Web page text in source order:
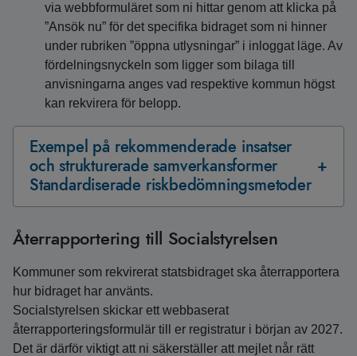
via webbformuläret som ni hittar genom att klicka på
”Ansök nu” för det specifika bidraget som ni hinner
under rubriken ”öppna utlysningar” i inloggat läge. Av
fördelningsnyckeln som ligger som bilaga till
anvisningarna anges vad respektive kommun högst
kan rekvirera för belopp.
Exempel på rekommenderade insatser
och strukturerade samverkansformer
Standardiserade riskbedömningsmetoder
Återrapportering till Socialstyrelsen
Kommuner som rekvirerat statsbidraget ska återrapportera
hur bidraget har använts.
Socialstyrelsen skickar ett webbaserat
återrapporteringsformulär till er registratur i början av 2027.
Det är därför viktigt att ni säkerställer att mejlet når rätt